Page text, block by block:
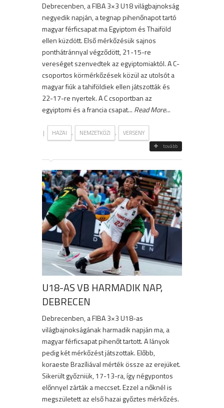
Debrecenben, a FIBA 3×3 U18 világbajnokság
negyedik napján, a tegnap pihenőnapot tartó
magyar férficsapat ma Egyiptom és Thaiföld
ellen küzdött. Első mérkőzésük sajnos
ponthátránnyal végződött, 21-15-re
vereséget szenvedtek az egyiptomiaktól. A C-
csoportos körmérkőzések közül az utolsót a
magyar fiúk a tahiföldiek ellen játszották és
22-17-re nyertek. A C csoportban az
egyiptomi és a francia csapat... Read More...
| HAZAI , NEMZETKÖZI , VERSENY
tovább
U18-AS VB HARMADIK NAP,
DEBRECEN
Debrecenben, a FIBA 3×3 U18-as
világbajnokságának harmadik napján ma, a
magyar férficsapat pihenőt tartott. A lányok
pedig két mérkőzést játszottak. Előbb,
koraeste Brazíliával mérték össze az erejüket.
Sikerült győzniük, 17-13-ra, így négypontos
előnnyel zárták a meccset. Ezzel a nőknél is
megszületett az első hazai győztes mérkőzés.